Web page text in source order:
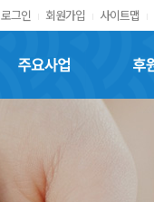
로그인 회원가입 사이트맵
주요사업 후원